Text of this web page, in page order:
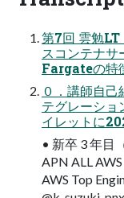
第7回 雲勉LT
スコンテナ
Fargateの特
０．講師⾃
テグレーショ
イレットに
• 新卒 3 年⽬
APN ALL
AWS Top